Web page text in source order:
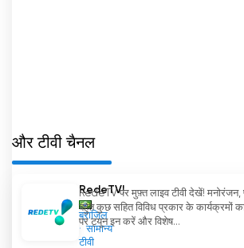
और टीवी चैनल
RedeTV!
ब्राज़िल
सामान्य
टीवी
RedeTV पर मुफ़्त लाइव टीवी देखें!
बहुत कुछ सहित विविध प्रकार के
पर ट्यून इन करें और विशेष...